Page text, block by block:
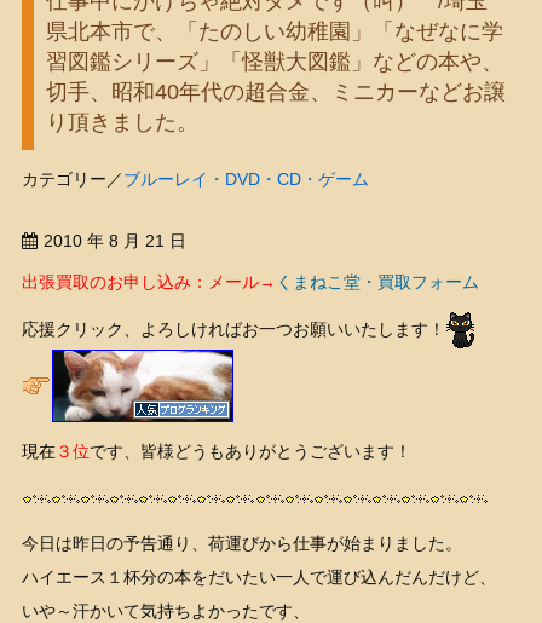
県北本市で、「たのしい幼稚園」「なぜなに学
習図鑑シリーズ」「怪獣大図鑑」などの本や、
切手、昭和40年代の超合金、ミニカーなどお譲
り頂きました。
カテゴリー／ブルーレイ・DVD・CD・ゲーム
2010 年 8 月 21 日
出張買取のお申し込み：メール→ くまねこ堂・買取フォーム
応援クリック、よろしければお一つお願いいたします！
現在３位です、皆様どうもありがとうございます！
今日は昨日の予告通り、荷運びから仕事が始まりました。
ハイエース１杯分の本をだいたい一人で運び込んだんだけど、
いや～汗かいて気持ちよかったです、